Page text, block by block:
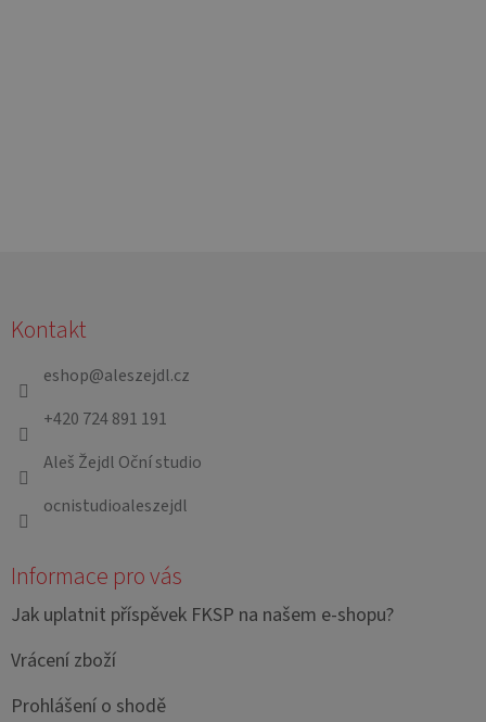
Kontakt
eshop@aleszejdl.cz
+420 724 891 191
Aleš Žejdl Oční studio
ocnistudioaleszejdl
Informace pro vás
Jak uplatnit příspěvek FKSP na našem e-shopu?
Vrácení zboží
Prohlášení o shodě